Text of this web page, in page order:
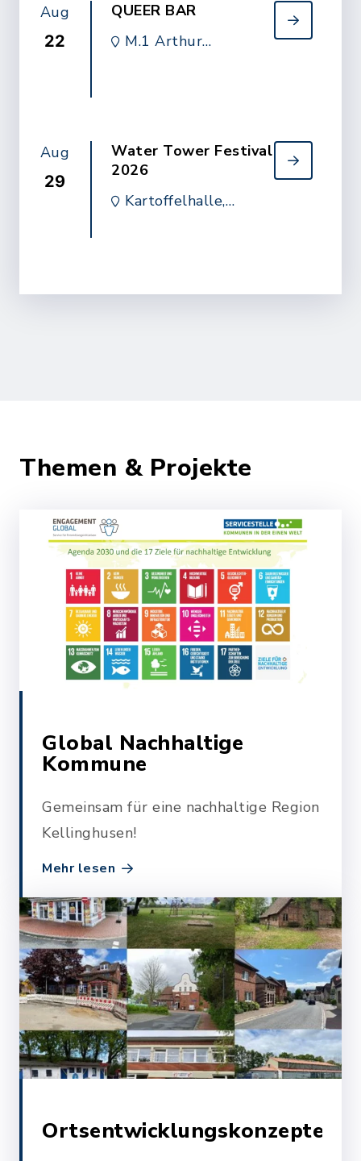
Aug
22
QUEER BAR
Aug
29
Water Tower Festival
2026
Themen & Projekte
Global Nachhaltige
Kommune
Gemeinsam für eine nachhaltige Region
Kellinghusen!
Mehr lesen
Ortsentwicklungskonzepte